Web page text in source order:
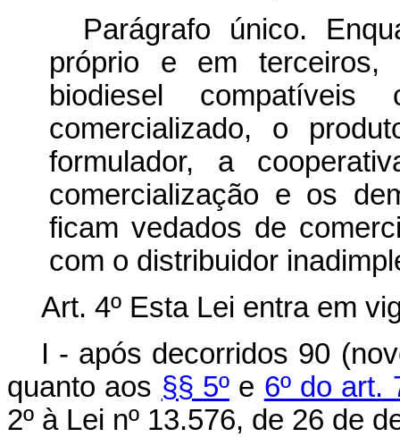
Parágrafo único.
próprio e em
biodiesel
comercializado, o
formulador, a
comercialização e os
ficam vedados de
com o distribuidor
Art. 4º Esta Lei entra em
I - após decorridos 90
quanto aos §§ 5º e 6º do art.
2º à Lei nº 13.576, de 26 de